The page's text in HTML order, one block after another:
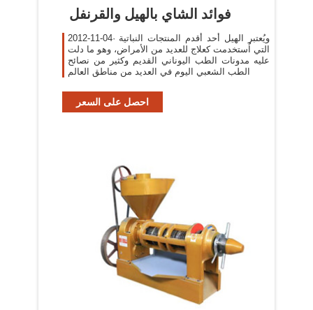
فوائد الشاي بالهيل والقرنفل
2012-11-04· ويُعتبر الهيل أحد أقدم المنتجات النباتية
التي اُستخدمت كعلاج للعديد من الأمراض، وهو ما دلت
عليه مدونات الطب اليوناني القديم وكثير من نصائح
الطب الشعبي اليوم في العديد من مناطق العالم
احصل على السعر